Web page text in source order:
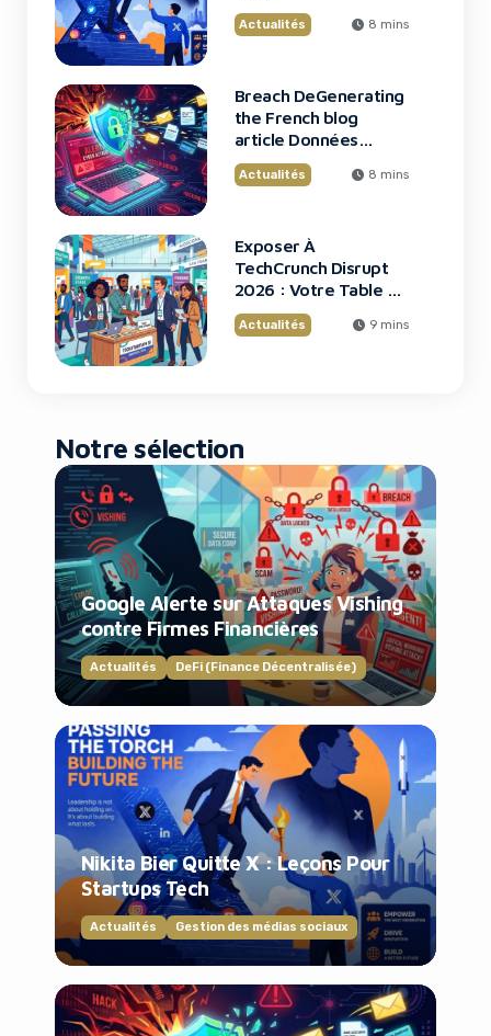
Actualités 8 mins
Breach DeGenerating
the French blog
article Données
Framework : Tous
Les Clients Touchés
Actualités 8 mins
Exposer À
TechCrunch Disrupt
2026 : Votre Table Au
Cœur De L’Innovation
Actualités 9 mins
Notre sélection
Google Alerte sur Attaques Vishing
contre Firmes Financières
Actualités DeFi (Finance Décentralisée)
Nikita Bier Quitte X : Leçons Pour
Startups Tech
Actualités Gestion des médias sociaux